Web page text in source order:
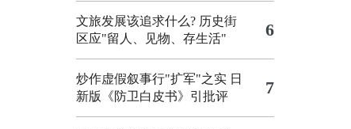
文旅发展该追求什么? 历史街
区应"留人、见物、存生活"
6
炒作虚假叙事行"扩军"之实 日
新版《防卫白皮书》引批评
7